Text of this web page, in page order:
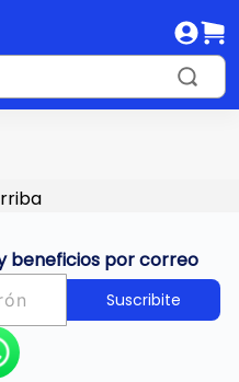
beneficios por correo
Suscribite